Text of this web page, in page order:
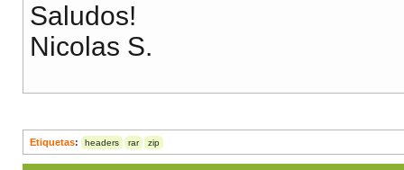
}else{
echo
}
}
}
Saludos!
Nicolas S.
Etiquetas: headers rar zip